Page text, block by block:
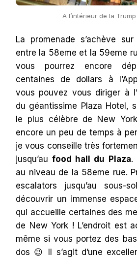
A l’intérieur de la
La promenade s’achève
entre la 58eme et la 59eme
vous pourrez encore
centaines de dollars à
vous pouvez vous diriger à
du géantissime Plaza Hotel,
le plus célèbre de New
encore un peu de temps à
je vous conseille très
jusqu’aufood hall du Plaza.
au niveau de la 58eme rue.
escalators jusqu’au sous-
découvrir un immense
qui accueille certaines des
de New York ! L’endroit est
même si vous portez des
dos 😉 Il s’agit d’une